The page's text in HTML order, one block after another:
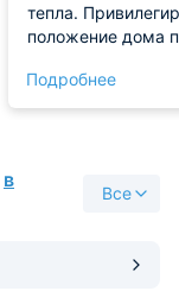
тепла.
положение дома
обеспечив при
доступ к любым
чистота.
Подробнее
в
Все